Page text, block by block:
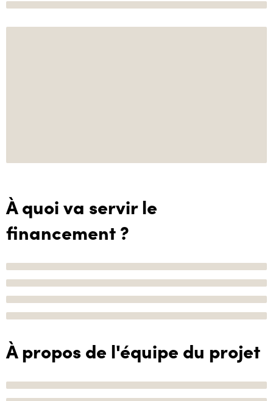
À quoi va servir le
financement ?
À propos de l'équipe du projet